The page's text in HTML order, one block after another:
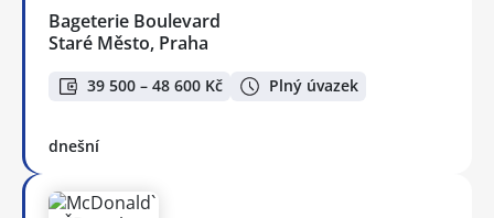
Bageterie Boulevard
Staré Město, Praha
39 500 – 48 600 Kč Plný úvazek
dnešní